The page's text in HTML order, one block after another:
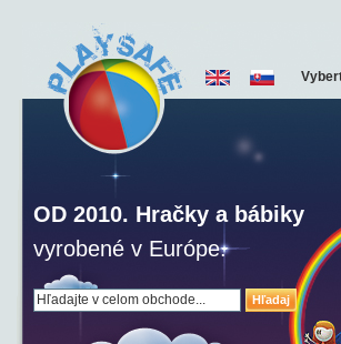
Hľadaj
OD 2010. Hračky a bábiky
vyrobené v Európe.